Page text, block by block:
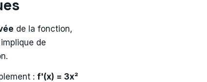
de la fonction,
de
: f'(x) = 3x²